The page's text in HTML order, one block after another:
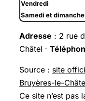
Vendredi
Samedi et dimanche
Adresse : 2 rue
Châtel ·
Source : site
Bruyères-le-
Ce site n’est pas